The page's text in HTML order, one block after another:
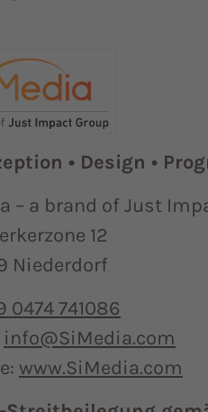
• Design •
– a brand of Just
12
Niederdorf
0474 741086
info@SiMedia.com
www.SiMedia.com